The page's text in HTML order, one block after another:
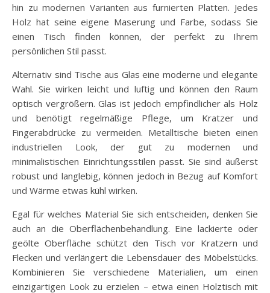
hin zu modernen Varianten aus furnierten Platten. Jedes
Holz hat seine eigene Maserung und Farbe, sodass Sie
einen Tisch finden können, der perfekt zu Ihrem
persönlichen Stil passt.
Alternativ sind Tische aus Glas eine moderne und elegante
Wahl. Sie wirken leicht und luftig und können den Raum
optisch vergrößern. Glas ist jedoch empfindlicher als Holz
und benötigt regelmäßige Pflege, um Kratzer und
Fingerabdrücke zu vermeiden. Metalltische bieten einen
industriellen Look, der gut zu modernen und
minimalistischen Einrichtungsstilen passt. Sie sind äußerst
robust und langlebig, können jedoch in Bezug auf Komfort
und Wärme etwas kühl wirken.
Egal für welches Material Sie sich entscheiden, denken Sie
auch an die Oberflächenbehandlung. Eine lackierte oder
geölte Oberfläche schützt den Tisch vor Kratzern und
Flecken und verlängert die Lebensdauer des Möbelstücks.
Kombinieren Sie verschiedene Materialien, um einen
einzigartigen Look zu erzielen – etwa einen Holztisch mit